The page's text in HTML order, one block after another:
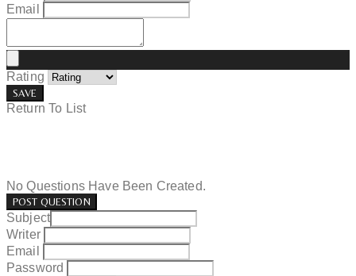
Email
Rating
SAVE
Return To List
No Questions Have Been Created.
POST QUESTION
Subject
Writer
Email
Password